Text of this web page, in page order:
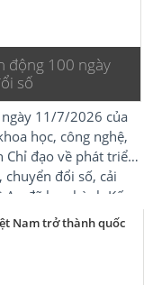
động 100 ngày
số
ngày 11/7/2026 của
học, công nghệ,
Chỉ đạo về phát triển
chuyển đổi số, cải
An đã ban hành Kế
nghẽn về chuyển
KH/BCĐ ngày
mẽ, thực chất
thống chính trị.
Nam trở thành quốc